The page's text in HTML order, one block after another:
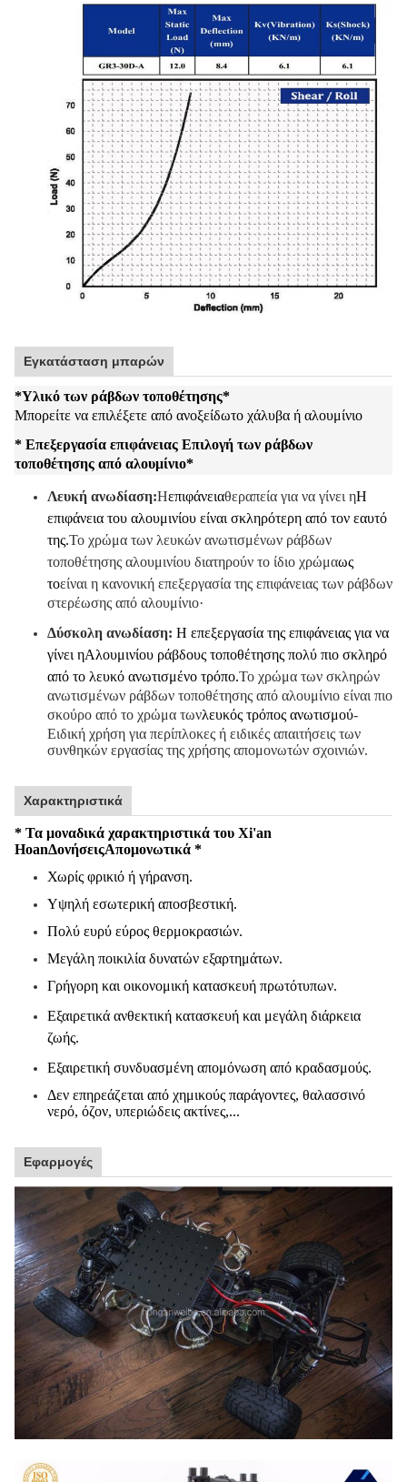
Εγκατάσταση μπαρών
*Υλικό των ράβδων τοποθέτησης*
Μπορείτε να επιλέξετε από ανοξείδωτο χάλυβα ή αλουμίνιο
* Επεξεργασία επιφάνειας Επιλογή των ράβδων
τοποθέτησης από αλουμίνιο*
Λευκή ανωδίαση:Ηεπιφάνειαθεραπεία για να γίνει ηΗ
επιφάνεια του αλουμινίου είναι σκληρότερη από τον εαυτό
της.Το χρώμα των λευκών ανωτισμένων ράβδων
τοποθέτησης αλουμινίου διατηρούν το ίδιο χρώμαως
τοείναι η κανονική επεξεργασία της επιφάνειας των ράβδων
στερέωσης από αλουμίνιο·
Δύσκολη ανωδίαση: Η επεξεργασία της επιφάνειας για να
γίνει ηΑλουμινίου ράβδους τοποθέτησης πολύ πιο σκληρό
από το λευκό ανωτισμένο τρόπο.Το χρώμα των σκληρών
ανωτισμένων ράβδων τοποθέτησης από αλουμίνιο είναι πιο
σκούρο από το χρώμα τωνλευκός τρόπος ανωτισμού-
Ειδική χρήση για περίπλοκες ή ειδικές απαιτήσεις των
συνθηκών εργασίας της χρήσης απομονωτών σχοινιών.
Χαρακτηριστικά
* Τα μοναδικά χαρακτηριστικά του Xi'an
HoanΔονήσειςΑπομονωτικά *
Χωρίς φρικιό ή γήρανση.
Υψηλή εσωτερική αποσβεστική.
Πολύ ευρύ εύρος θερμοκρασιών.
Μεγάλη ποικιλία δυνατών εξαρτημάτων.
Γρήγορη και οικονομική κατασκευή πρωτότυπων.
Εξαιρετικά ανθεκτική κατασκευή και μεγάλη διάρκεια
ζωής.
Εξαιρετική συνδυασμένη απομόνωση από κραδασμούς.
Δεν επηρεάζεται από χημικούς παράγοντες, θαλασσινό
νερό, όζον, υπεριώδεις ακτίνες,...
Εφαρμογές